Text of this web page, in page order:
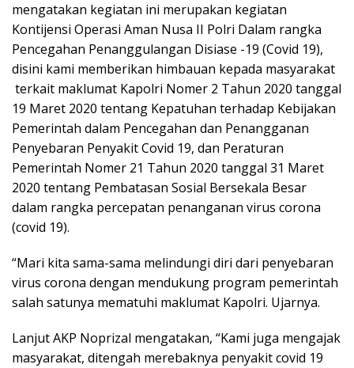
mengatakan kegiatan ini merupakan kegiatan
Kontijensi Operasi Aman Nusa II Polri Dalam rangka
Pencegahan Penanggulangan Disiase -19 (Covid 19),
disini kami memberikan himbauan kepada masyarakat
terkait maklumat Kapolri Nomer 2 Tahun 2020 tanggal
19 Maret 2020 tentang Kepatuhan terhadap Kebijakan
Pemerintah dalam Pencegahan dan Penangganan
Penyebaran Penyakit Covid 19, dan Peraturan
Pemerintah Nomer 21 Tahun 2020 tanggal 31 Maret
2020 tentang Pembatasan Sosial Bersekala Besar
dalam rangka percepatan penanganan virus corona
(covid 19).
“Mari kita sama-sama melindungi diri dari penyebaran
virus corona dengan mendukung program pemerintah
salah satunya mematuhi maklumat Kapolri. Ujarnya.
Lanjut AKP Noprizal mengatakan, “Kami juga mengajak
masyarakat, ditengah merebaknya penyakit covid 19